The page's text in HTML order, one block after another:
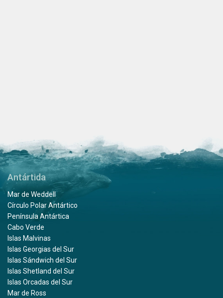
Antártida
Mar de Weddell
Círculo Polar Antártico
Península Antártica
Cabo Verde
Islas Malvinas
Islas Georgias del Sur
Islas Sándwich del Sur
Islas Shetland del Sur
Islas Orcadas del Sur
Mar de Ross